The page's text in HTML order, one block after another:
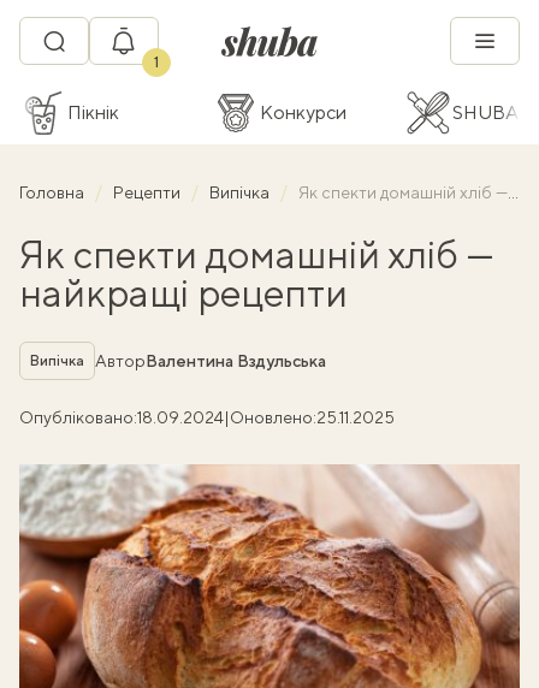
1
Пікнік Конкурси SHUBA
Головна Рецепти Випічка Як спекти домашній хліб — найкращі рецепти
Як спекти домашній хліб —
найкращі рецепти
Рубрика
Випічка АвторВалентина Вздульська
Опубліковано:18.09.2024|Оновлено:25.11.2025